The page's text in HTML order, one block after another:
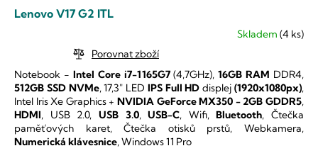
Lenovo V17 G2 ITL
je
5,0
z
5
hvězdiček.
Skladem(4 ks)
Porovnat zboží
Notebook - Intel Core i7-1165G7(4,7GHz),16GB RAM DDR4,
512GB SSD NVMe, 17,3" LED IPS Full HD displej(1920x1080px),
Intel Iris Xe Graphics + NVIDIA GeForce MX350 - 2GB GDDR5,
HDMI, USB 2.0, USB 3.0,USB-C, Wifi,Bluetooth, Čtečka
paměťových karet, Čtečka otisků prstů, Webkamera,
Numerická klávesnice, Windows 11 Pro